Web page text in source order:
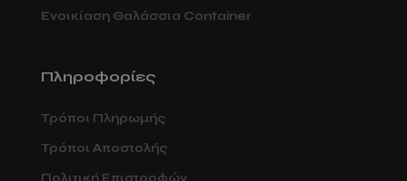
Ενοικίαση Θαλάσσια Container
Πληροφορίες
Τρόποι Πληρωμής
Τρόποι Αποστολής